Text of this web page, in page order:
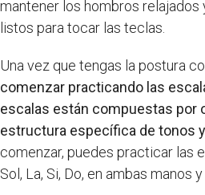
mantener los hombros relajados
listos para tocar las teclas.
Una vez que tengas la postura
comenzar practicando las
escalas están compuestas por
estructura específica de tonos
comenzar, puedes practicar las
Sol, La, Si, Do, en ambas manos